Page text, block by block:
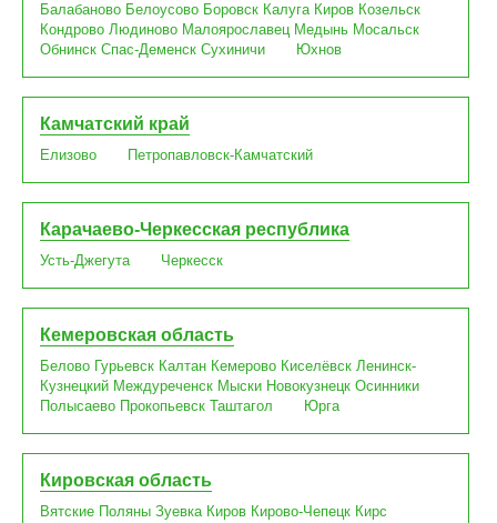
Балабаново Белоусово Боровск Калуга Киров Козельск
Кондрово Людиново Малоярославец Медынь Мосальск
Обнинск Спас-Деменск Сухиничи Юхнов
Камчатский край
Елизово Петропавловск-Камчатский
Карачаево-Черкесская республика
Усть-Джегута Черкесск
Кемеровская область
Белово Гурьевск Калтан Кемерово Киселёвск Ленинск-
Кузнецкий Междуреченск Мыски Новокузнецк Осинники
Полысаево Прокопьевск Таштагол Юрга
Кировская область
Вятские Поляны Зуевка Киров Кирово-Чепецк Кирс